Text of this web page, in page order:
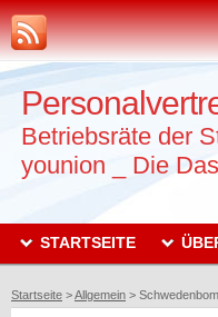
Betriebsräte der
younion _ Die
STARTSEITE
Startseite >Allgemein >